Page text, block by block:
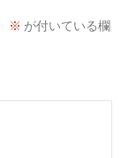
※ が付いている欄